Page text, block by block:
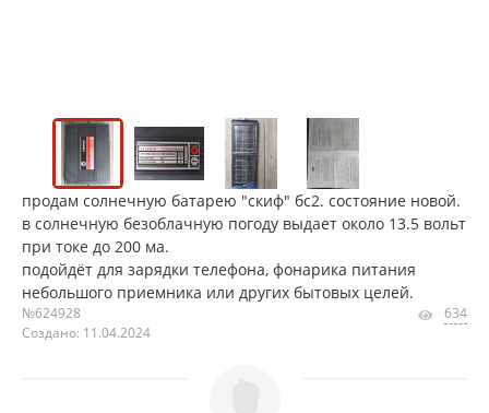
продам солнечную батарею "скиф" бс2. состояние новой.
в солнечную безоблачную погоду выдает около 13.5 вольт
при токе до 200 ма.
подойдёт для зарядки телефона, фонарика питания
небольшого приемника или других бытовых целей.
№624928
Создано: 11.04.2024
634